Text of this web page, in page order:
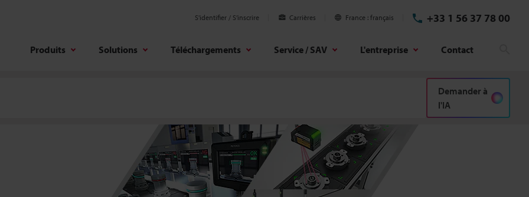
S'identifier / S’inscrire Carrières France français +33 1 56 37 78 00
Produits Solutions Téléchargements Service / SAV L'entreprise Contact
Demander à
l'IA